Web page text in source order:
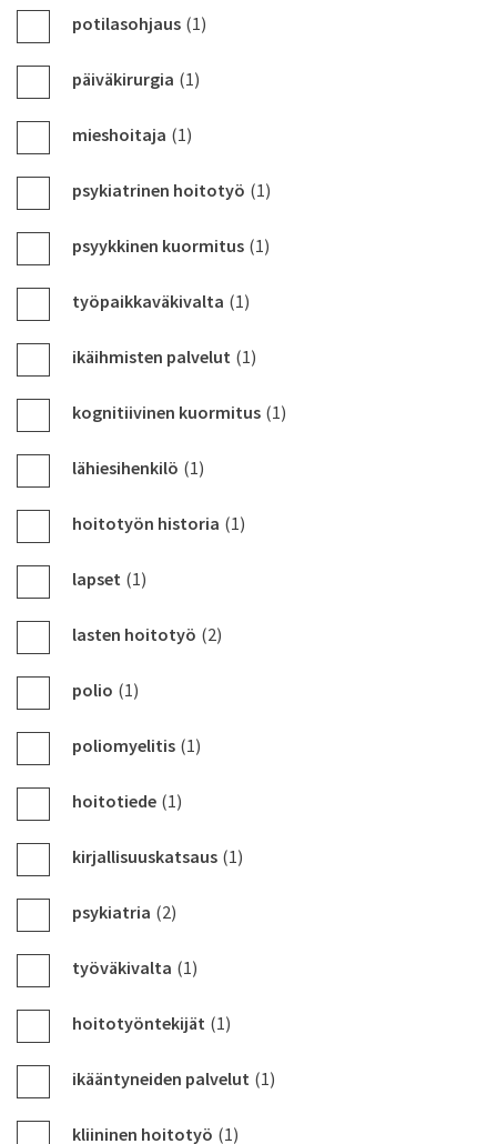
potilasohjaus (1)
päiväkirurgia (1)
mieshoitaja (1)
psykiatrinen hoitotyö (1)
psyykkinen kuormitus (1)
työpaikkaväkivalta (1)
ikäihmisten palvelut (1)
kognitiivinen kuormitus (1)
lähiesihenkilö (1)
hoitotyön historia (1)
lapset (1)
lasten hoitotyö (2)
polio (1)
poliomyelitis (1)
hoitotiede (1)
kirjallisuuskatsaus (1)
psykiatria (2)
työväkivalta (1)
hoitotyöntekijät (1)
ikääntyneiden palvelut (1)
kliininen hoitotyö (1)